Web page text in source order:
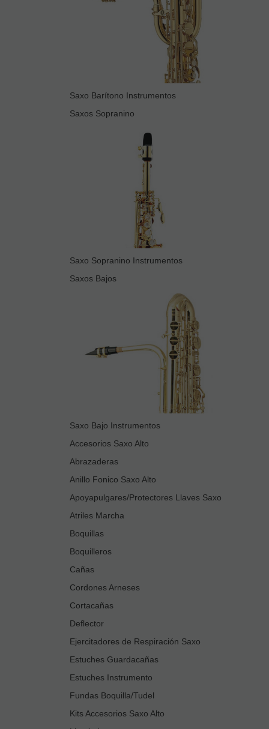
Saxo Barítono Instrumentos
Saxos Sopranino
Saxo Sopranino Instrumentos
Saxos Bajos
Saxo Bajo Instrumentos
Accesorios Saxo Alto
Abrazaderas
Anillo Fonico Saxo Alto
Apoyapulgares/Protectores Llaves Saxo
Atriles Marcha
Boquillas
Boquilleros
Cañas
Cordones Arneses
Cortacañas
Deflector
Ejercitadores de Respiración Saxo
Estuches Guardacañas
Estuches Instrumento
Fundas Boquilla/Tudel
Kits Accesorios Saxo Alto